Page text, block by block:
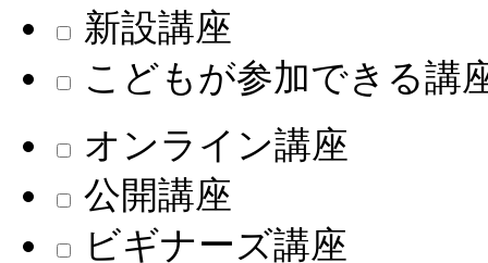
新設講座
こどもが参加できる講
オンライン講座
公開講座
ビギナーズ講座